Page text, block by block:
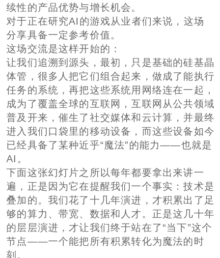
续性的产品优势与增长机会。
对于正在研究AI的游戏从业者们来说，这场
分享具备一定参考价值。
这场交流是这样开始的：
让我们追溯到源头，最初，只是基础的硅基晶
体管，很多人把它们组合起来，做成了能执行
任务的系统，再把这些系统用网络连在一起，
成为了覆盖全球的互联网，互联网从公共领域
普及开来，催生了社交媒体和云计算，并最终
进入我们口袋里的移动设备，而这些设备如今
已经具备了某种近乎“魔法”的能力——也就是
AI。
下面这张幻灯片之所以每年都要拿出来讲一
遍，正是因为它在提醒我们一个事实：技术是
叠加的。我们花了十几年演进，才积累出了足
够的算力、带宽、数据和人才。正是这几十年
的层层演进，才让我们终于站在了“当下”这个
节点——一个能把所有积累转化为魔法的时
刻。